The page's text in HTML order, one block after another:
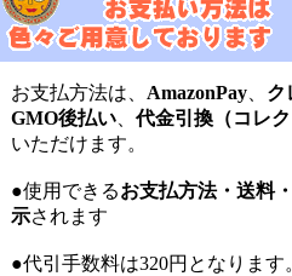
お支払方法は、 AmazonPay、 ク
GMO後払い、代金引換（コレク
いただけます。
●使用できるお支払方法・送料
示されます
●代引手数料は320円となります